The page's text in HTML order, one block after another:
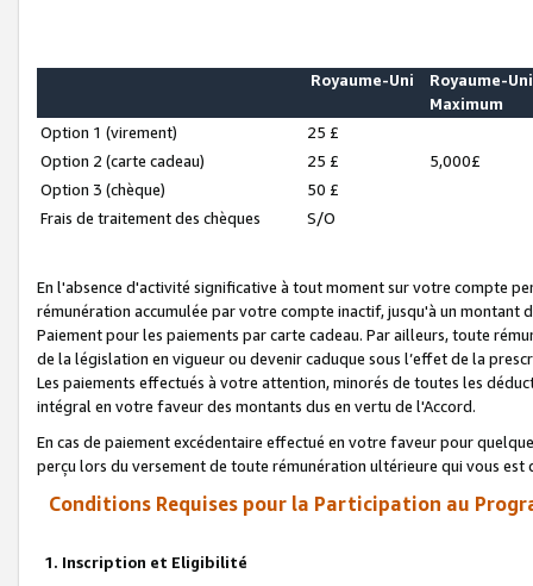
Royaume-Uni
Royaume-Uni
Maximum
Option 1 (virement)
25 £
Option 2 (carte cadeau)
25 £
5,000£
Option 3 (chèque)
50 £
Frais de traitement des chèques
S/O
En l'absence d'activité significative à tout moment sur votre compte
rémunération accumulée par votre compte inactif, jusqu'à un montant
Paiement pour les paiements par carte cadeau. Par ailleurs, toute
de la législation en vigueur ou devenir caduque sous l’effet de la
Les paiements effectués à votre attention, minorés de toutes les
intégral en votre faveur des montants dus en vertu de l'Accord.
En cas de paiement excédentaire effectué en votre faveur pour
perçu lors du versement de toute rémunération ultérieure qui vous est
Conditions Requises pour la Participation au
1. Inscription et Eligibilité